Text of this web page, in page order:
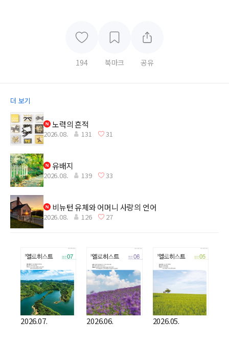
194 북마크 공유
더 보기
노력의 흔적
2026.08. 131 31
유배지
2026.08. 139 33
비뉴턴 유체와 어머니 사랑의 언어
2026.08. 126 27
2026.07. 2026.06. 2026.05.